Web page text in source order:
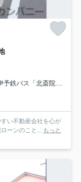
鉄バス「北斎院」バス停下車 徒歩3分
い不動産会社を心が
ーンのこと...
もっと